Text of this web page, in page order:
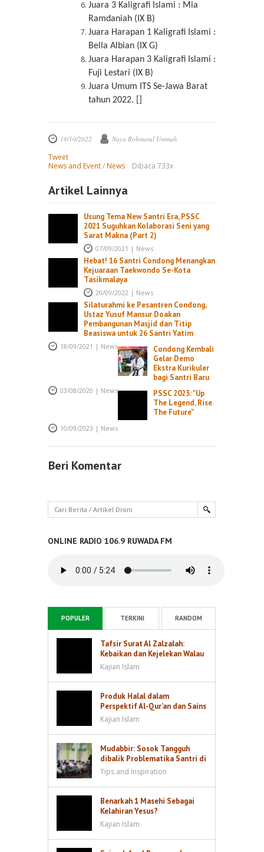
Juara 3 Kaligrafi Islami : Mia
Ramdaniah (IX B)
Juara Harapan 1 Kaligrafi Islami :
Bella Albian (IX G)
Juara Harapan 3 Kaligrafi Islami :
Fuji Lestari (IX B)
Juara Umum ITS Se-Jawa Barat
tahun 2022. []
18/10/2022 Naya Rohmatul Ummah
Tweet
News and Event/News Dibaca 733x
Artikel Lainnya
Usung Tema New Santri Era, PSSC
2021 Suguhkan Kolaborasi Seni yang
Sarat Makna (Part 2)
07/09/2021 | News
Hebat! 16 Santri Condong Menangkan
Kejuaraan Taekwondo Se-Kota
Tasikmalaya
20/09/2022 | News
Silaturahmi ke Pesantren Condong,
Ustaz Yusuf Mansur Doakan
Pembangunan Masjid dan Titip
Beasiswa untuk 26 Santri Yatim
18/09/2021 | News
Condong Kembali
Gelar Demo
Ekstra Kurikuler
bagi Santri Baru
03/08/2020 | News
PSSC 2023: "Up
The Legend, Rise
The Future"
10/09/2023 | News
Beri Komentar
ONLINE RADIO 106.9 RUWADA FM
POPULER TERKINI RANDOM
Tafsir Surat Al Zalzalah:
Kebaikan dan Kejelekan Walau
Sebesar Dzarrah akan Dibalas
Kajian Islam
Produk Halal dalam
Perspektif Al-Qur’an dan Sains
Kajian Islam
Mudabbir: Sosok Tangguh
dibalik Problematika Santri di
Kamar
Tips and Inspiration
Benarkah 1 Masehi Sebagai
Kelahiran Yesus?
Kajian Islam